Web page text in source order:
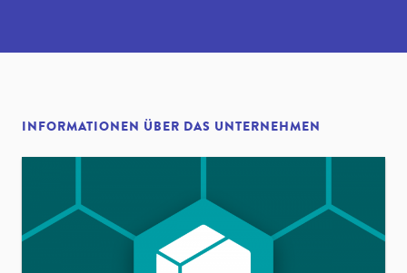
INFORMATIONEN ÜBER DAS UNTERNEHMEN